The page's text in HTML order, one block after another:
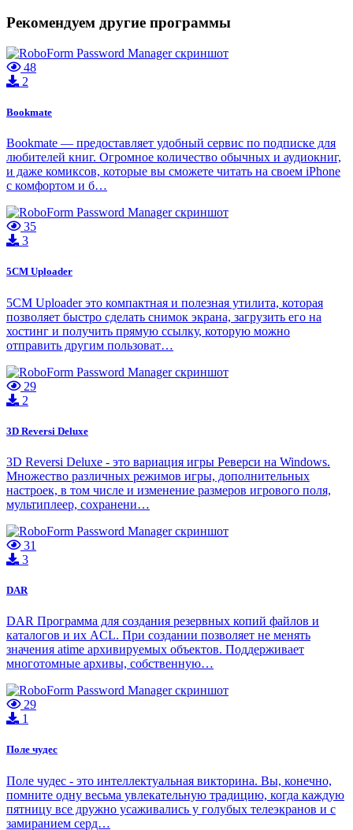
Рекомендуем другие программы
48
2
Bookmate
Bookmate — предоставляет удобный сервис по подписке для
любителей книг. Огромное количество обычных и аудиокниг,
и даже комиксов, которые вы сможете читать на своем iPhone
с комфортом и б…
35
3
5CM Uploader
5CM Uploader это компактная и полезная утилита, которая
позволяет быстро сделать снимок экрана, загрузить его на
хостинг и получить прямую ссылку, которую можно
отправить другим пользоват…
29
2
3D Reversi Deluxe
3D Reversi Deluxe - это вариация игры Реверси на Windows.
Множество различных режимов игры, дополнительных
настроек, в том числе и изменение размеров игрового поля,
мультиплеер, сохранени…
31
3
DAR
DAR Программа для создания резервных копий файлов и
каталогов и их ACL. При создании позволяет не менять
значения atime архивируемых объектов. Поддерживает
многотомные архивы, собственную…
29
1
Поле чудес
Поле чудес - это интеллектуальная викторина. Вы, конечно,
помните одну весьма увлекательную традицию, когда каждую
пятницу все дружно усаживались у голубых телеэкранов и с
замиранием серд…